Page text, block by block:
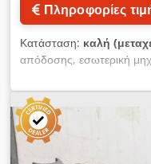
αντικειμένων Ven.
γωνίας του σχεδίου στο
οποιοδήποτε σημείο
Εισαγωγή DXF, PLT
μετατοπίσεις, εισόδους
χρησιμοποιηθεί με ένα
ταχύτητα για οπές Βάση
σχεδιασμού για γωνία
Πληροφορίες
Κατάσταση: καλή
απόδοσης, εσωτερική
λείανσης, εσωτερικός
εσωτερικός άξονας
2870 rpm -Ταχύτητα
άξονα: ρυθμιζόμενο
Διαστάσεις: δείτε
-Συνολικές